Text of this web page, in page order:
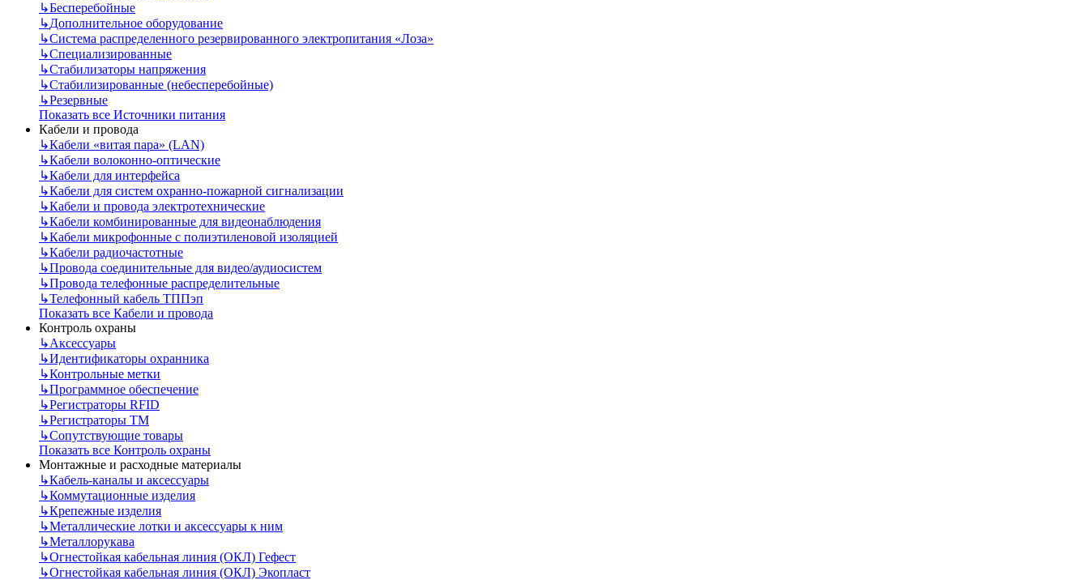
↳Бесперебойные
↳Дополнительное оборудование
↳Система распределенного резервированного электропитания «Лоза»
↳Специализированные
↳Стабилизаторы напряжения
↳Стабилизированные (небесперебойные)
↳Резервные
Показать все Источники питания
Кабели и провода
↳Кабели «витая пара» (LAN)
↳Кабели волоконно-оптические
↳Кабели для интерфейса
↳Кабели для систем охранно-пожарной сигнализации
↳Кабели и провода электротехнические
↳Кабели комбинированные для видеонаблюдения
↳Кабели микрофонные с полиэтиленовой изоляцией
↳Кабели радиочастотные
↳Провода соединительные для видео/аудиосистем
↳Провода телефонные распределительные
↳Телефонный кабель ТППэп
Показать все Кабели и провода
Контроль охраны
↳Аксессуары
↳Идентификаторы охранника
↳Контрольные метки
↳Программное обеспечение
↳Регистраторы RFID
↳Регистраторы ТМ
↳Сопутствующие товары
Показать все Контроль охраны
Монтажные и расходные материалы
↳Кабель-каналы и аксессуары
↳Коммутационные изделия
↳Крепежные изделия
↳Металлические лотки и аксессуары к ним
↳Металлорукава
↳Огнестойкая кабельная линия (ОКЛ) Гефест
↳Огнестойкая кабельная линия (ОКЛ) Экопласт